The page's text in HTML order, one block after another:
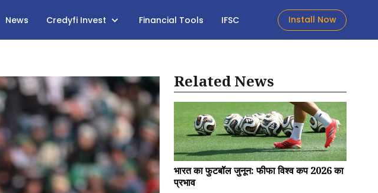
News Credyfi Invest Financial Tools IFSC Install Now
Related News
भारत का फुटबॉल जुनून: फीफा विश्व कप 2026 का
प्रभाव